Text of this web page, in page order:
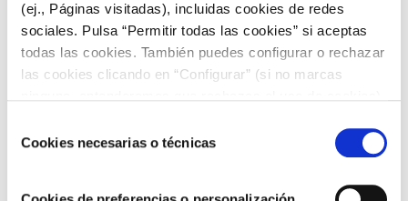
(ej., Páginas visitadas), incluidas cookies de redes
sociales. Pulsa “Permitir todas las cookies” si aceptas
todas las cookies. También puedes configurar o rechazar
las cookies clicando en “Configurar” (si no marcas
COOKIES.
deCookies necesarias o técnicas
Receta de lubina al horno:
otras opciones
lubina al horno con guarnición, queremos mencionar